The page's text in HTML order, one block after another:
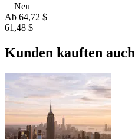
Neu
Ab 64,72 $
61,48 $
Kunden kauften auch